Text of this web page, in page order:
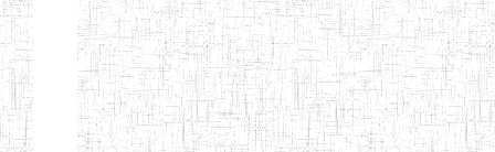
L'OUEST
ENIET LE
NORMALIEN
CITOYEN
30/10/2014 ENIET